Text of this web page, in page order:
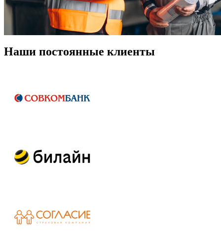
Наши постоянные клиенты